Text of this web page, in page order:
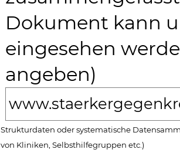
Dokument kann
eingesehen
angeben)
Strukturdaten oder systematische
von Kliniken, Selbsthilfegruppen etc.)